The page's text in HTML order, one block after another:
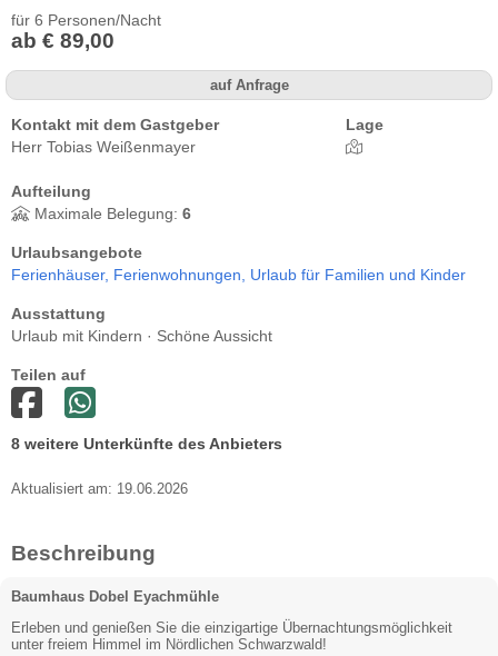
für 6 Personen/Nacht
ab € 89,00
auf Anfrage
Kontakt mit dem Gastgeber
Herr Tobias Weißenmayer
Lage
Aufteilung
Maximale Belegung: 6
Urlaubsangebote
Ferienhäuser, Ferienwohnungen, Urlaub für Familien und Kinder
Ausstattung
Urlaub mit Kindern · Schöne Aussicht
Teilen auf
8 weitere Unterkünfte des Anbieters
Aktualisiert am: 19.06.2026
Beschreibung
Baumhaus Dobel Eyachmühle
Erleben und genießen Sie die einzigartige Übernachtungsmöglichkeit
unter freiem Himmel im Nördlichen Schwarzwald!